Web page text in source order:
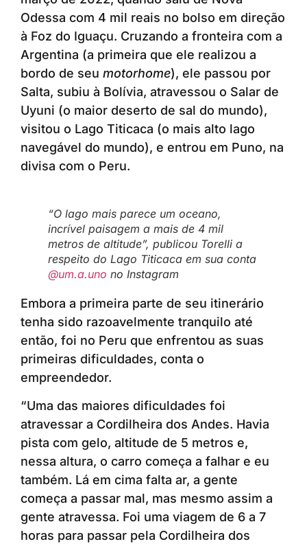
Odessa com 4 mil reais no bolso em direção
à Foz do Iguaçu. Cruzando a fronteira com a
Argentina (a primeira que ele realizou a
bordo de seu motorhome), ele passou por
Salta, subiu à Bolívia, atravessou o Salar de
Uyuni (o maior deserto de sal do mundo),
visitou o Lago Titicaca (o mais alto lago
navegável do mundo), e entrou em Puno, na
divisa com o Peru.
“O lago mais parece um oceano,
incrível paisagem a mais de 4 mil
metros de altitude”, publicou Torelli a
respeito do Lago Titicaca em sua conta
@um.a.uno no Instagram
Embora a primeira parte de seu itinerário
tenha sido razoavelmente tranquilo até
então, foi no Peru que enfrentou as suas
primeiras dificuldades, conta o
empreendedor.
“Uma das maiores dificuldades foi
atravessar a Cordilheira dos Andes. Havia
pista com gelo, altitude de 5 metros e,
nessa altura, o carro começa a falhar e eu
também. Lá em cima falta ar, a gente
começa a passar mal, mas mesmo assim a
gente atravessa. Foi uma viagem de 6 a 7
horas para passar pela Cordilheira dos